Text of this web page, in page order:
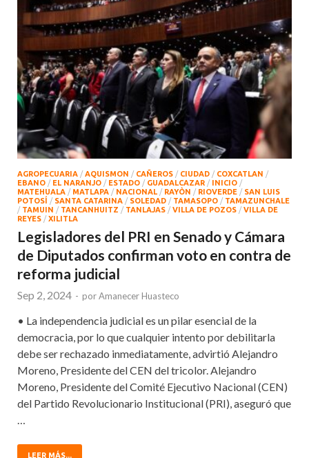
AGROPECUARIA / AQUISMON / CAÑEROS / CIUDAD / COXCATLAN /
EBANO / EL NARANJO / ESTADO / GUADALCAZAR / INICIO /
MATEHUALA / MATLAPA / NACIONAL / RAYÒN / RIOVERDE / SAN LUIS
POTOSÍ / SANTA CATARINA / SOLEDAD / TAMASOPO / TAMAZUNCHALE
/ TAMUIN / TANCANHUITZ / TANLAJAS / VILLA DE POZOS / VILLA DE
REYES / XILITLA
Legisladores del PRI en Senado y Cámara
de Diputados confirman voto en contra de
reforma judicial
Sep 2, 2024 - porAmanecer Huasteco
• La independencia judicial es un pilar esencial de la
democracia, por lo que cualquier intento por debilitarla
debe ser rechazado inmediatamente, advirtió Alejandro
Moreno, Presidente del CEN del tricolor. Alejandro
Moreno, Presidente del Comité Ejecutivo Nacional (CEN)
del Partido Revolucionario Institucional (PRI), aseguró que
LEER MÁS...